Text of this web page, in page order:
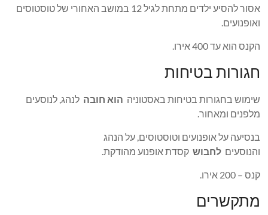
אסור להסיע ילדים מתחת לגיל 12 במושב האחורי של טוסטוסים
ואופנועים.
הקנס הוא עד 400 אירו.
חגורות בטיחות
שימוש בחגורות בטיחות באסטוניה הוא חובה לנהג, לנוסעים
מלפנים ומאחור.
בנסיעה על אופנועים וטוסטוסים, על הנהג
והנוסעיםלחבוש קסדת אופנוע מהודקת.
קנס – 200 אירו.
מתקשרים